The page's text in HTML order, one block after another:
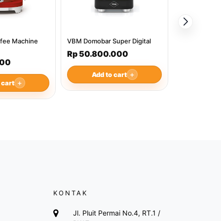
Machine
cart ＋
VBM Domobar Super Digital
Rp 50.800.000
Add to cart ＋
KONTAK
Jl. Pluit Permai No.4, RT.1 /